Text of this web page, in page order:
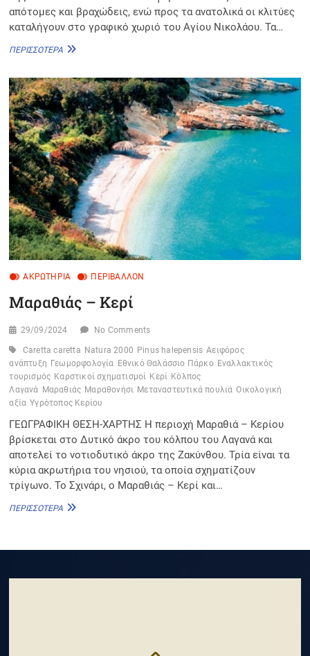
απότομες και βραχώδεις, ενώ προς τα ανατολικά οι κλιτύες
καταλήγουν στο γραφικό χωριό του Αγίου Νικολάου. Τα…
ΠΕΡΙΣΣΌΤΕΡΑ ΣΚΙΝΆΡΙ
ΑΚΡΩΤΉΡΙΑ ΠΕΡΙΒΆΛΛΟΝ
Μαραθιάς – Κερί
29/09/2024 No Comments
Caretta caretta Natura 2000 Pinus halepensis Αειφόρος
ανάπτυξη Γεωμορφολογία Εθνικό Θαλάσσιο Πάρκο Εναλλακτικός
τουρισμός Καρστικοί σχηματισμοί Κερί Κόλπος
Λαγανά Μαραθιάς Μαραθονήσι Μεταναστευτικά πουλιά Οικολογική
αξία Υγρότοπος Κερίου
ΓΕΩΓΡΑΦΙΚΗ ΘΕΣΗ-ΧΑΡΤΗΣ Η περιοχή Μαραθιά – Κερίου
βρίσκεται στο Δυτικό άκρο του κόλπου του Λαγανά και
αποτελεί το νοτιοδυτικό άκρο της Ζακύνθου. Τρία είναι τα
κύρια ακρωτήρια του νησιού, τα οποία σχηματίζουν
τρίγωνο. Το Σχινάρι, ο Μαραθιάς – Κερί και…
ΠΕΡΙΣΣΌΤΕΡΑ ΜΑΡΑΘΙΆΣ